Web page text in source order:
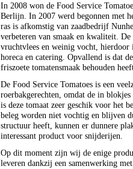
In 2008 won de Food Service
Berlijn. In 2007 werd begonnen met
ras is afkomstig van zaadbedrijf
verbeteren van smaak en kwaliteit.
vruchtvlees en weinig vocht,
horeca en catering. Opvallend is dat
friszoete tomatensmaak behouden
De Food Service Tomatoes is een
roerbakgerechten, omdat de in
is deze tomaat zeer geschik voor het
beleg worden niet vochtig en blijven
structuur heeft, kunnen er dunnere
interessant product voor snijderijen.
Op dit moment zijn wij de enige
leveren dankzij een samenwerking